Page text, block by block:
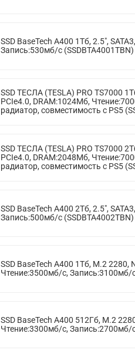
SSD BaseTech A400 1Тб, 2.5",
Запись:530мб/с (SSDBTA4001TBN)
SSD ТЕСЛА (TESLA) PRO TS7000
PCIe4.0, DRAM:1024Мб,
радиатор, совместимость с PS5
SSD ТЕСЛА (TESLA) PRO TS7000
PCIe4.0, DRAM:2048Мб,
радиатор, совместимость с PS5
SSD BaseTech A400 2Тб, 2.5",
Запись:500мб/с (SSDBTA4002TBN)
SSD BaseTech A400 1Тб, M.2 2280,
Чтение:3500мб/с, Запись:3100мб/
SSD BaseTech A400 512Гб, M.2
Чтение:3300мб/с, Запись:2700мб/